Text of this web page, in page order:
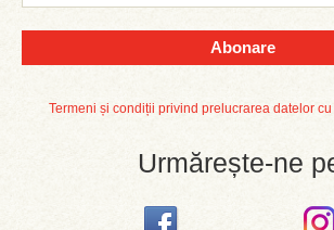
Abonare
Termeni și condiții privind prelucrarea datelor cu
Urmărește-ne